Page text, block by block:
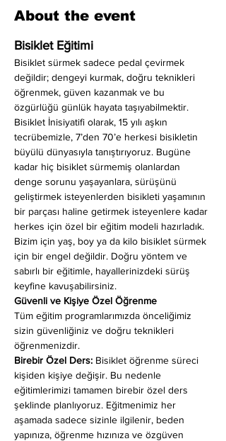
About the event
Bisiklet Eğitimi
Bisiklet sürmek sadece pedal çevirmek
değildir; dengeyi kurmak, doğru teknikleri
öğrenmek, güven kazanmak ve bu
özgürlüğü günlük hayata taşıyabilmektir.
Bisiklet İnisiyatifi olarak, 15 yılı aşkın
tecrübemizle, 7’den 70’e herkesi bisikletin
büyülü dünyasıyla tanıştırıyoruz. Bugüne
kadar hiç bisiklet sürmemiş olanlardan
denge sorunu yaşayanlara, sürüşünü
geliştirmek isteyenlerden bisikleti yaşamının
bir parçası haline getirmek isteyenlere kadar
herkes için özel bir eğitim modeli hazırladık.
Bizim için yaş, boy ya da kilo bisiklet sürmek
için bir engel değildir. Doğru yöntem ve
sabırlı bir eğitimle, hayallerinizdeki sürüş
keyfine kavuşabilirsiniz.
Güvenli ve Kişiye Özel Öğrenme
Tüm eğitim programlarımızda önceliğimiz
sizin güvenliğiniz ve doğru teknikleri
öğrenmenizdir.
Birebir Özel Ders: Bisiklet öğrenme süreci
kişiden kişiye değişir. Bu nedenle
eğitimlerimizi tamamen birebir özel ders
şeklinde planlıyoruz. Eğitmenimiz her
aşamada sadece sizinle ilgilenir, beden
yapınıza, öğrenme hızınıza ve özgüven